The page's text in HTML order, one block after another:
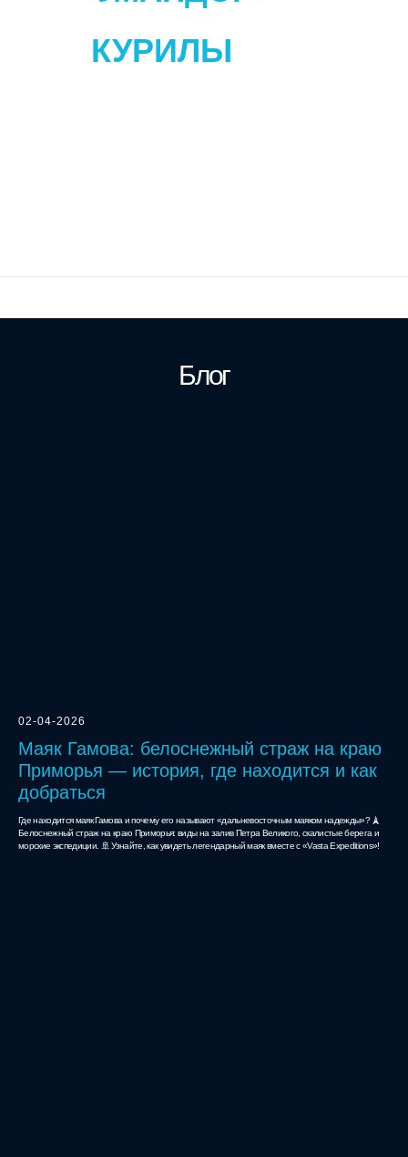
КУРИЛЫ
Блог
02-04-2026
Маяк Гамова: белоснежный страж на краю
Приморья — история, где находится и как
добраться
Где находится маяк Гамова и почему его называют «дальневосточным маяком надежды»? 🗼
Белоснежный страж на краю Приморья: виды на залив Петра Великого, скалистые берега и
морские экспедиции. 🚢 Узнайте, как увидеть легендарный маяк вместе с «Vasta Expeditions»!